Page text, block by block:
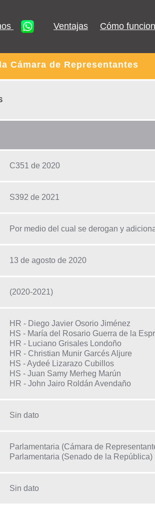
Ventajas Cómo
Cámara de Representantes
C351 de 2020
S392 de 2021
Por medio del cual se derogan y
13 de agosto de 2020
(2020-2021)
HR - Diego Javier Osorio Jiménez
HS - María del Rosario Guerra de la
HR - Luciano Grisales Londoño
HR - Christian Munir Garcés Aljure
HS - Aydeé Lizarazo Cubillos
HS - Juan Samy Merheg Marún
HR - John Jairo Roldán Avendaño
Sin dato
Parlamentaria (Cámara de
Parlamentaria (Senado de la República)
Sin dato